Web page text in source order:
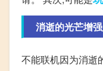
消逝的光芒增
不能联机因为消逝